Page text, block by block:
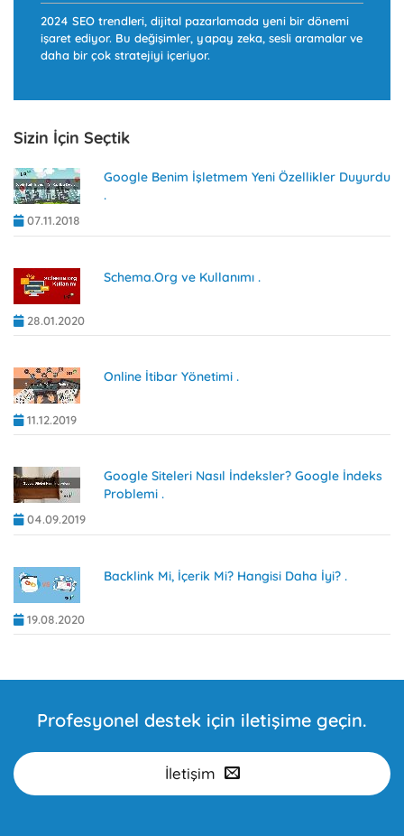
2024 SEO trendleri, dijital pazarlamada yeni bir dönemi
işaret ediyor. Bu değişimler, yapay zeka, sesli aramalar ve
daha bir çok stratejiyi içeriyor.
Sizin İçin Seçtik
07.11.2018
Google Benim İşletmem Yeni Özellikler Duyurdu
.
28.01.2020
Schema.Org ve Kullanımı .
11.12.2019
Online İtibar Yönetimi .
04.09.2019
Google Siteleri Nasıl İndeksler? Google İndeks
Problemi .
19.08.2020
Backlink Mi, İçerik Mi? Hangisi Daha İyi? .
Profesyonel destek için iletişime geçin.
İletişim